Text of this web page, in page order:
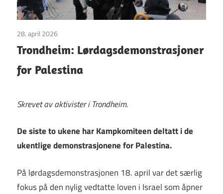
28. april 2026
Trondheim: Lørdagsdemonstrasjoner
for Palestina
Skrevet av aktivister i Trondheim.
De siste to ukene har Kampkomiteen deltatt i de
ukentlige demonstrasjonene for Palestina.
På lørdagsdemonstrasjonen 18. april var det særlig
fokus på den nylig vedtatte loven i Israel som åpner